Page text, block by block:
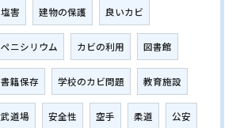
塩害 建物の保護 良いカビ
ペニシリウム カビの利用 図書館
書籍保存 学校のカビ問題 教育施設
武道場 安全性 空手 柔道 公安